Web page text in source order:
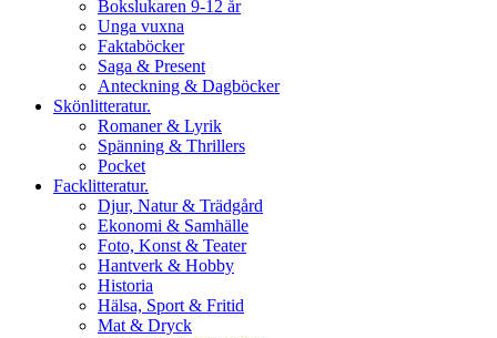
Bokslukaren 9-12 år
Unga vuxna
Faktaböcker
Saga & Present
Anteckning & Dagböcker
Skönlitteratur.
Romaner & Lyrik
Spänning & Thrillers
Pocket
Facklitteratur.
Djur, Natur & Trädgård
Ekonomi & Samhälle
Foto, Konst & Teater
Hantverk & Hobby
Historia
Hälsa, Sport & Fritid
Mat & Dryck